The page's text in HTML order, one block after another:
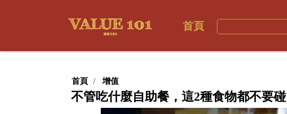
首頁
首頁 增值
不管吃什麼自助餐，這2種食物都不要